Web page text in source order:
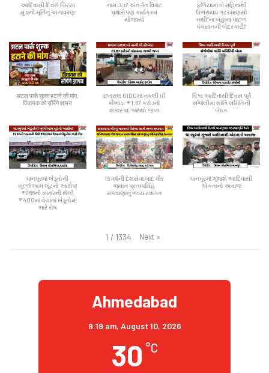
આદિવાસી દિવસે બિરસા
મુંડાની મૂર્તિનું અનાવરણ
નામ ૩.૦' અંતર્ગત વિરાટ
વૃક્ષારોપણ કાર્યક્રમ
યોજાયો
ફળિયામાં બે મહિનાથી
ઉભરાયઇ ગટરમાણસો
નથી”ના બહાના પાછળ
પંચાયતની બેદરકારી?
अटल पार्क शुल्क हटाने की मांग,
विधायक को सौंपेंगे ज्ञापन
છત્રાલ GIDCમાં નકલી ઘી
કૌભાંડ: ₹1.67 કરોડનો
શંકાસ્પદ જથ્થો જપ્ત
વિશ્વ આદિવાસી દિવસ પૂર્વે
સંજેલીમાં શાંતિ સમિતિની
બેઠક
ધાનપુરમાં ખેડૂતોની
ખુલ્લેઆમ લૂંટનો આક્ષેપ!
₹266ની ખાતરની થેલી
₹400માં વેચાતાં ખેડૂતોમાં
ભારે રોષ
16 વર્ષની દેશસેવા બાદ વીર
જવાન પ્રતાપસિંહ
મકવાણાનું ભવ્ય સ્વાગત
ધાનપુરમાં ગૂંજશે આદિવાસી
એકતાનો અવાજ
1 / 1334 Next »
Ahmedabad
9:19 am, August 10, 2026
30 °C